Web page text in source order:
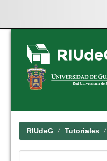
Skip
navigation
RIUdeG Tutoriales